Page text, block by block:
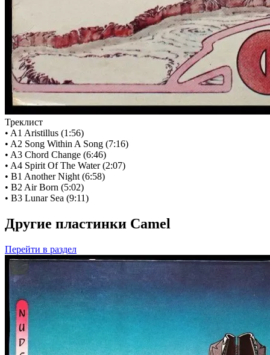
Треклист
• A1 Aristillus (1:56)
• A2 Song Within A Song (7:16)
• A3 Chord Change (6:46)
• A4 Spirit Of The Water (2:07)
• B1 Another Night (6:58)
• B2 Air Born (5:02)
• B3 Lunar Sea (9:11)
Другие пластинки Camel
Перейти в раздел